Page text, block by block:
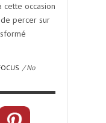
cette occasion
percer sur
/ No